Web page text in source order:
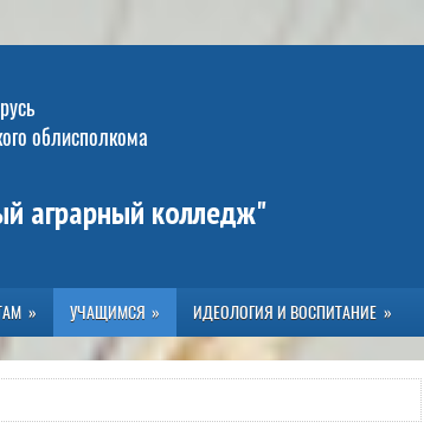
облисполкома
аграрный колледж"
УЧАЩИМСЯ ИДЕОЛОГИЯ И ВОСПИТАНИЕ